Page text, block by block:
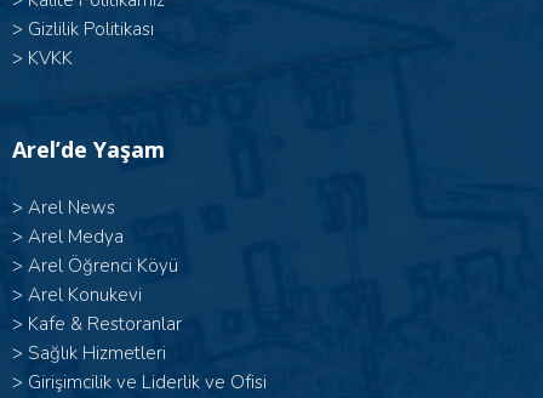
> Gizlilik Politikası
> KVKK
Arel’de Yaşam
> Arel News
> Arel Medya
> Arel Öğrenci Köyü
> Arel Konukevi
> Kafe & Restoranlar
> Sağlık Hizmetleri
> Girişimcilik ve Liderlik ve Ofisi